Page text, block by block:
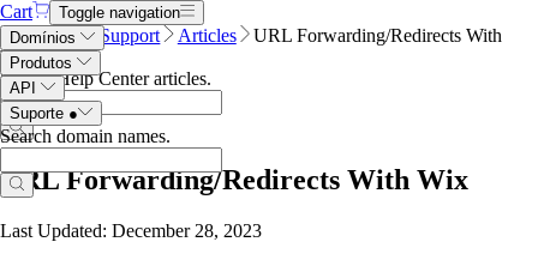
Cart
Toggle navigation
Domínios
Produtos
API
Suporte ●
Search domain names.
Name.com Support Articles
URL Forwarding/Redirects With
Wix
Search Help Center articles.
URL Forwarding/Redirects With Wix
Last Updated: December 28, 2023